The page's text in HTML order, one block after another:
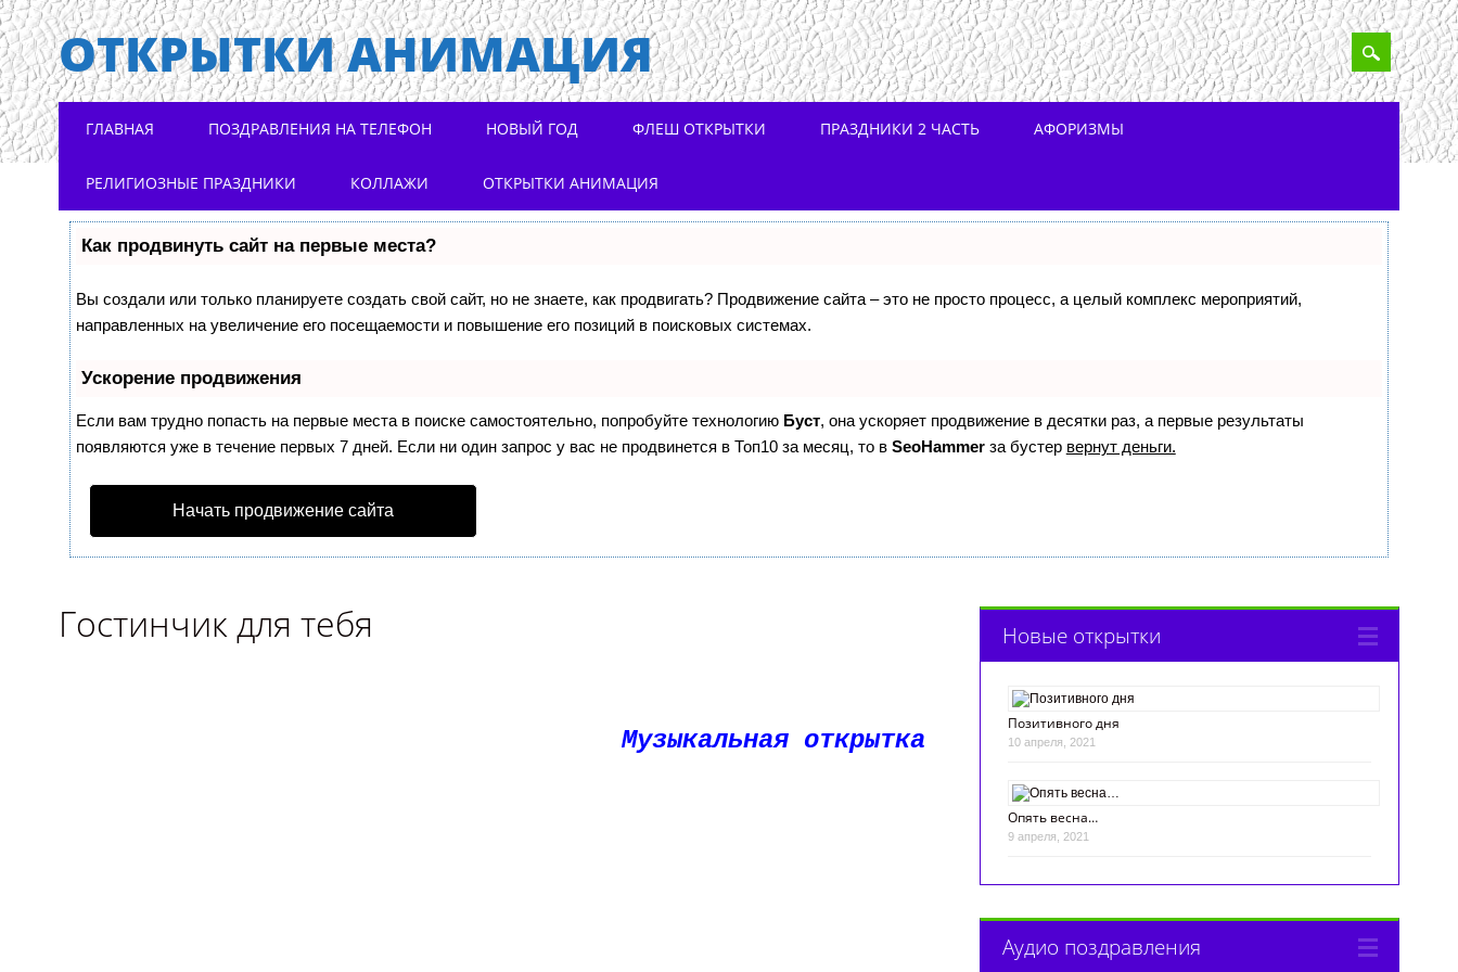
ОТКРЫТКИ АНИМАЦИЯ
Main menu
Skip to content
ГЛАВНАЯ ПОЗДРАВЛЕНИЯ НА ТЕЛЕФОН НОВЫЙ ГОД ФЛЕШ ОТКРЫТКИ ПРАЗДНИКИ 2 ЧАСТЬ АФОРИЗМЫ
РЕЛИГИОЗНЫЕ ПРАЗДНИКИ КОЛЛАЖИ ОТКРЫТКИ АНИМАЦИЯ
Как продвинуть сайт на первые места?
Вы создали или только планируете создать свой сайт, но не знаете, как продвигать? Продвижение сайта – это не просто процесс, а целый комплекс мероприятий,
направленных на увеличение его посещаемости и повышение его позиций в поисковых системах.
Ускорение продвижения
Если вам трудно попасть на первые места в поиске самостоятельно, попробуйте технологию Буст, она ускоряет продвижение в десятки раз, а первые результаты
появляются уже в течение первых 7 дней. Если ни один запрос у вас не продвинется в Топ10 за месяц, то в SeoHammerза бустер вернут деньги.
Начать продвижение сайта
Гостинчик для тебя
Музыкальная открытка
Новые открытки
Позитивного дня
10 апреля, 2021
Опять весна…
9 апреля, 2021
Аудио поздравления